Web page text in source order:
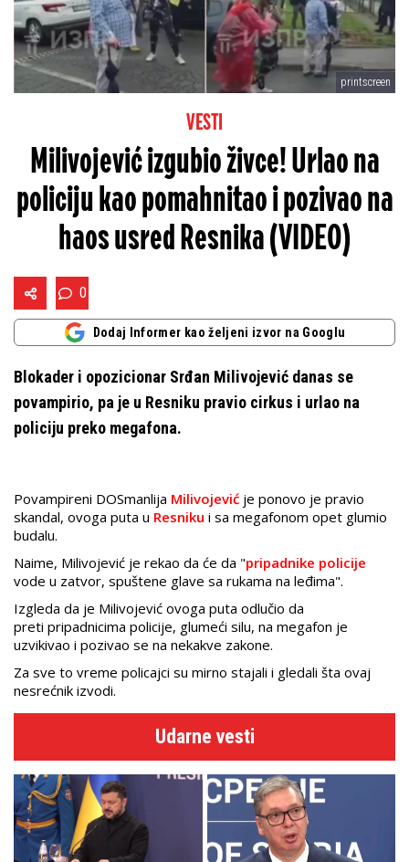
printscreen
VESTI
Milivojević izgubio živce! Urlao na
policiju kao pomahnitao i pozivao na
haos usred Resnika (VIDEO)
0
Dodaj Informer kao željeni izvor na Googlu
Blokader i opozicionar Srđan Milivojević danas se
povampirio, pa je u Resniku pravio cirkus i urlao na
policiju preko megafona.
Povampireni DOSmanlija Milivojević je ponovo je pravio
skandal, ovoga puta u Resniku i sa megafonom opet glumio
budalu.
Naime, Milivojević je rekao da će da "pripadnike policije
vode u zatvor, spuštene glave sa rukama na leđima".
Izgleda da je Milivojević ovoga puta odlučio da
preti pripadnicima policije, glumeći silu, na megafon je
uzvikivao i pozivao se na nekakve zakone.
Za sve to vreme policajci su mirno stajali i gledali šta ovaj
nesrećnik izvodi.
Udarne vesti